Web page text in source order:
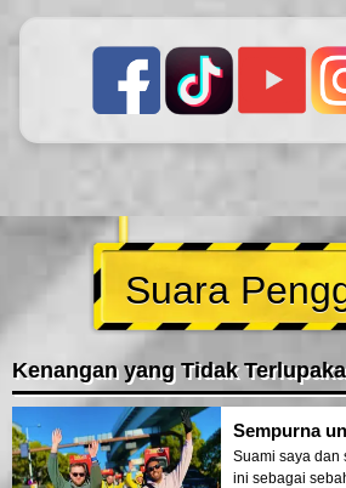
Suara
Kenangan yang Tidak
Sempurna
Suami saya dan
ini sebagai